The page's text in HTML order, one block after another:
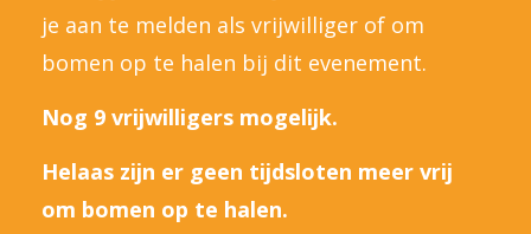
je aan te melden als vrijwilliger of om
bomen op te halen bij dit evenement.
Nog 9 vrijwilligers mogelijk.
Helaas zijn er geen tijdsloten meer vrij
om bomen op te halen.